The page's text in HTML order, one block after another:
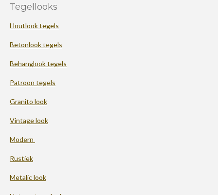
Tegellooks
Houtlook tegels
Betonlook tegels
Behanglook tegels
Patroon tegels
Granito look
Vintage look
Modern
Rustiek
Metalic look